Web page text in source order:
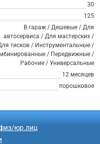
30
125
В гараж / Дешевые / Для
автосервиса / Для мастерских /
тисков / Инструментальные /
/ Передвижные /
Рабочие / Универсальные
12 месяцев
порошковое
юр.лиц